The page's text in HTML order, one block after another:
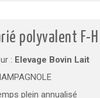
polyvalent F-H
: Elevage Bovin Lait
plein annualisé